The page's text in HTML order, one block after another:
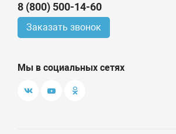
8 (800) 500-14-60
Заказать звонок
Мы в социальных сетях